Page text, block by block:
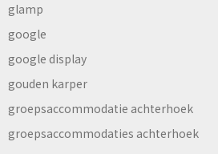
glamp
google
google display
gouden karper
groepsaccommodatie achterhoek
groepsaccommodaties achterhoek